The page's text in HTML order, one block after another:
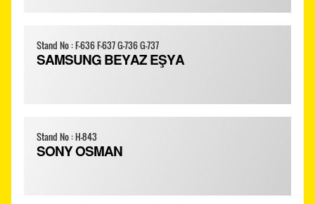
Stand No : F-636 F-637 G-736 G-737
SAMSUNG BEYAZ EŞYA
Stand No : H-843
SONY OSMAN